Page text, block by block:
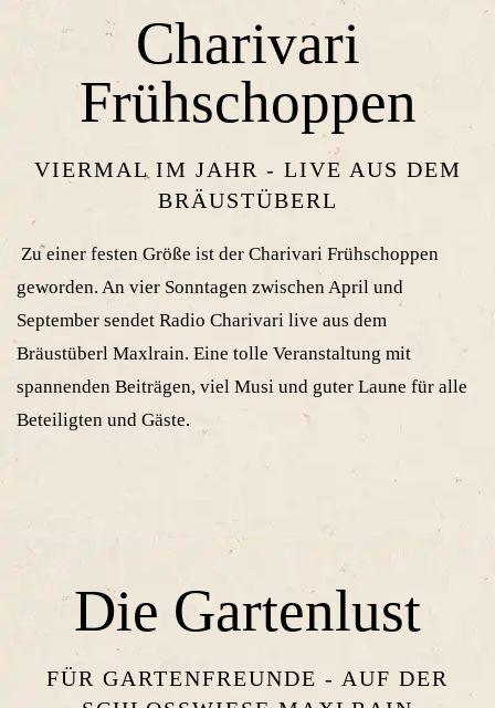
Charivari
Frühschoppen
VIERMAL IM JAHR - LIVE AUS DEM
BRÄUSTÜBERL
Zu einer festen Größe ist der Charivari Frühschoppen
geworden. An vier Sonntagen zwischen April und
September sendet Radio Charivari live aus dem
Bräustüberl Maxlrain. Eine tolle Veranstaltung mit
spannenden Beiträgen, viel Musi und guter Laune für alle
Beteiligten und Gäste.
Die Gartenlust
FÜR GARTENFREUNDE - AUF DER